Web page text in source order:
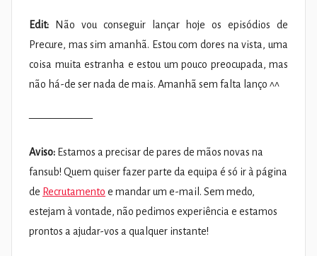
Edit: Não vou conseguir lançar hoje os episódios de
Precure, mas sim amanhã. Estou com dores na vista, uma
coisa muita estranha e estou um pouco preocupada, mas
não há-de ser nada de mais. Amanhã sem falta lanço ^^
——————
Aviso: Estamos a precisar de pares de mãos novas na
fansub! Quem quiser fazer parte da equipa é só ir à página
de Recrutamento e mandar um e-mail. Sem medo,
estejam à vontade, não pedimos experiência e estamos
prontos a ajudar-vos a qualquer instante!